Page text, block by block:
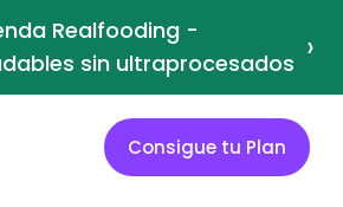
Realfooding -
sin ultraprocesados ›
Consigue tu Plan